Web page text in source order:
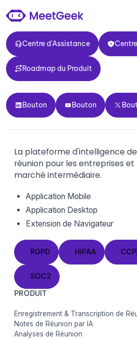
Centre d'Assistance
Centre d'Assistance Centre de
Roadmap du Produit
Roadmap du Produit
Bouton
Bouton
Bouton
Bouton Bouton
La plateforme d'intelligence de
réunion pour les entreprises et
marché intermédiaire.
Application Mobile
Application Desktop
Extension de Navigateur
RGPD
RGPD
HIPAA
HIPAA CCPA
SOC2
SOC2
PRODUIT
Enregistrement & Transcription de
Notes de Réunion par IA
Analyses de Réunion